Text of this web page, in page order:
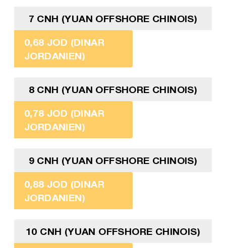
7 CNH (YUAN OFFSHORE CHINOIS)
0,68 JOD (DINAR
JORDANIEN)
8 CNH (YUAN OFFSHORE CHINOIS)
0,78 JOD (DINAR
JORDANIEN)
9 CNH (YUAN OFFSHORE CHINOIS)
0,88 JOD (DINAR
JORDANIEN)
10 CNH (YUAN OFFSHORE CHINOIS)